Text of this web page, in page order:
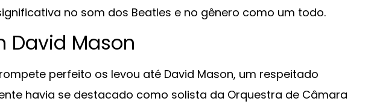
no som dos Beatles e no gênero como um todo.
David Mason
perfeito os levou até David Mason, um respeitado
havia se destacado como solista da Orquestra de Câmara